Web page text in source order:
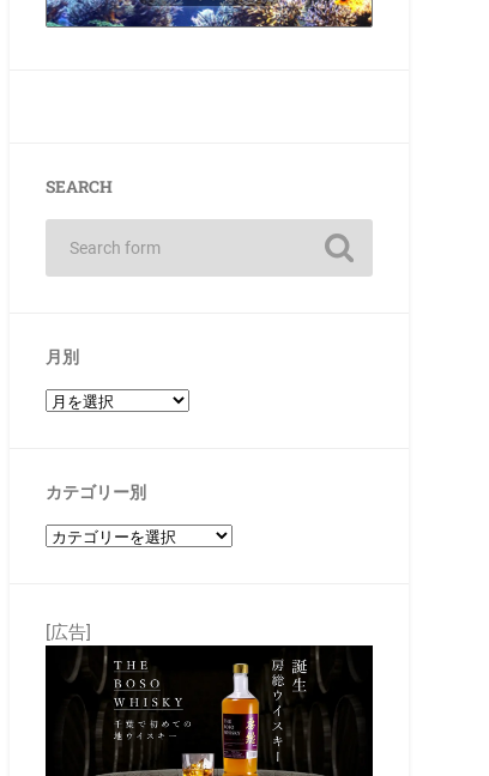
SEARCH
月別
カテゴリー別
[広告]